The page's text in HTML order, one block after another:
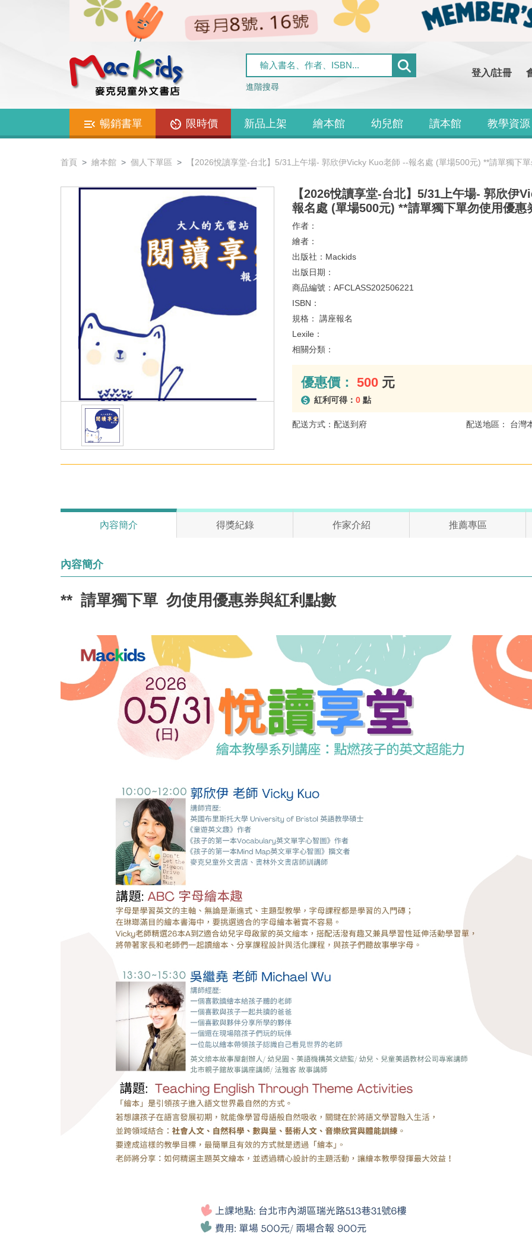
進階搜尋
登入/註冊
暢銷書單 限時價 新品上架 繪本館 幼兒館 讀本館 教學資源
首頁 繪本館 個人下單區 【2026悅讀享堂-台北】5/31上午場- 郭欣伊Vicky Kuo老師 --報名處 (單場500元) **請單獨下
【2026悅讀享堂-台北】5/31上午場- 郭欣伊
報名處 (單場500元) **請單獨下單勿使用優惠
作者：
繪者：
出版社： Mackids
出版日期：
商品編號： AFCLASS202506221
ISBN：
規格： 講座報名
Lexile：
相關分類：
優惠價： 500 元
紅利可得： 0 點
配送方式：配送到府 配送地區： 台灣
內容簡介 得獎紀錄 作家介紹 推薦專區
內容簡介
** 請單獨下單 勿使用優惠券與紅利點數